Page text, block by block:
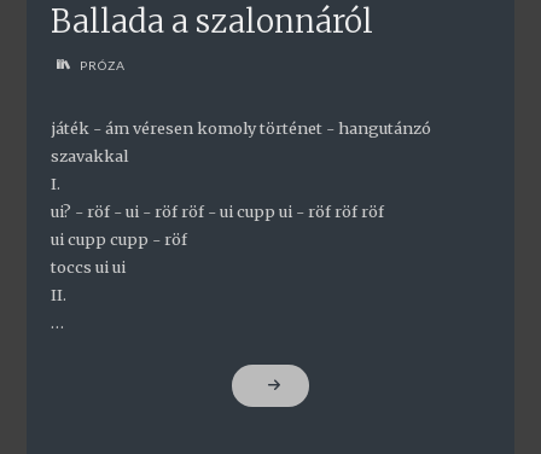
Ballada a szalonnáról
PRÓZA
játék - ám véresen komoly történet - hangutánzó
szavakkal
I.
ui? - röf - ui - röf röf - ui cupp ui - röf röf röf
ui cupp cupp - röf
toccs ui ui
II.
…
"BALLADA
A